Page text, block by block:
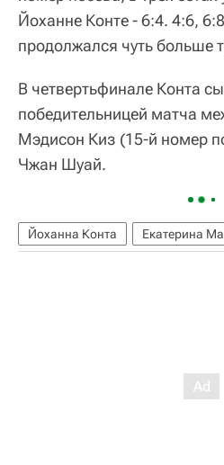
Йоханне Конте - 6:4. 4:6,
продолжался чуть больше
В четвертьфинале Конта
победительницей матча
Мэдисон Киз (15-й номер
Чжан Шуай.
Йоханна Конта Екатерина